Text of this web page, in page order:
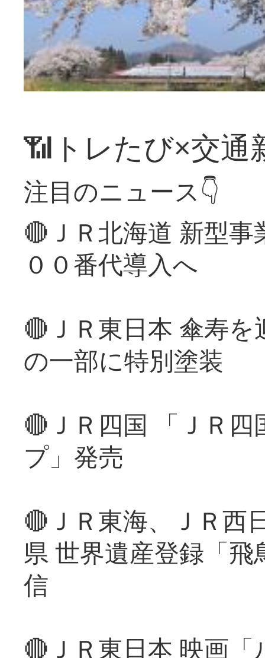
📶トレたび×交通
注目のニュース👇
🔴ＪＲ北海道 新型
００番代導入へ
🔴ＪＲ東日本 傘寿
の一部に特別塗装
🔴ＪＲ四国 「ＪＲ
プ」発売
🔴ＪＲ東海、ＪＲ西
県 世界遺産登録「
信
🔴ＪＲ東日本 映画